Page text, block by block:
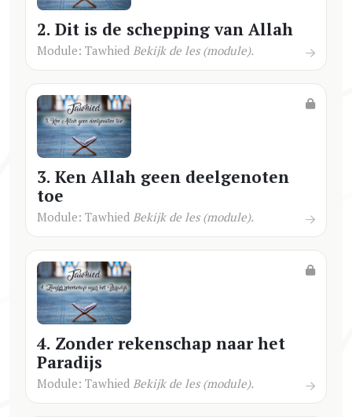
2. Dit is de schepping van Allah
Module: Tawhied Bekijk de les (module).
3. Ken Allah geen deelgenoten
toe
Module: Tawhied Bekijk de les (module).
4. Zonder rekenschap naar het
Paradijs
Module: Tawhied Bekijk de les (module).